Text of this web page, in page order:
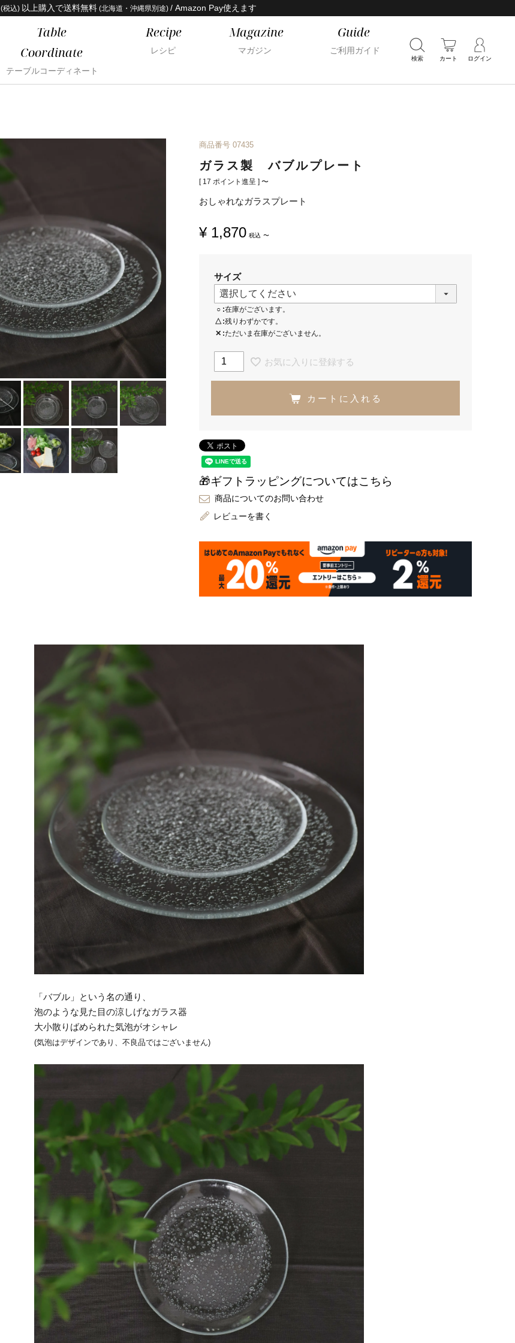
(税込) 以上購入で送料無料 (北海道・沖縄県別途) / Amazon Pay使えます
Table
Coordinate
テーブルコーディネート
Recipe
レシピ
Magazine
マガジン
Guide
ご利用ガイド
検索 カート ログイン
商品番号 07435
ガラス製 バブルプレート
[ 17 ポイント進呈 ] 〜
おしゃれなガラスプレート
¥ 1,870 税込 〜
サイズ
○ 在庫がございます。
△ 残りわずかです。
✕ ただいま在庫がございません。
お気に入りに登録する
カートに入れる
🎁ギフトラッピングについてはこちら
商品についてのお問い合わせ
レビューを書く
「バブル」という名の通り、
泡のような見た目の涼しげなガラス器
大小散りばめられた気泡がオシャレ
(気泡はデザインであり、不良品ではございません)